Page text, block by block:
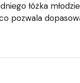
łóżka
pozwala